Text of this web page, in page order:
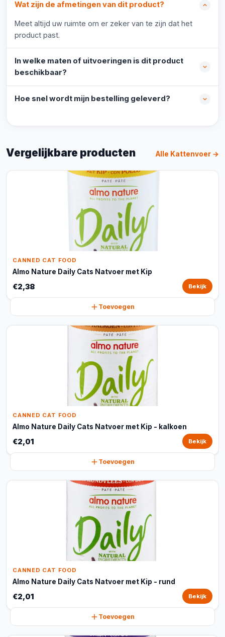
Wat zijn de afmetingen van dit product?
Meet altijd uw ruimte om er zeker van te zijn dat het
product past.
In welke maten of uitvoeringen is dit product
beschikbaar?
Hoe snel wordt mijn bestelling geleverd?
Vergelijkbare producten Alle Kattenvoer →
CANNED CAT FOOD
Almo Nature Daily Cats Natvoer met Kip
€2,38 Bekijk
Toevoegen
CANNED CAT FOOD
Almo Nature Daily Cats Natvoer met Kip - kalkoen
€2,01 Bekijk
Toevoegen
CANNED CAT FOOD
Almo Nature Daily Cats Natvoer met Kip - rund
€2,01 Bekijk
Toevoegen